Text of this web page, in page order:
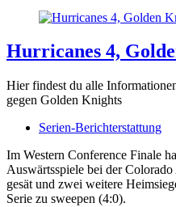
Hurricanes 4,
Hier findest du alle
gegen Golden Knights
Serien-Berichterstattung
Im Western Conference Finale
Auswärtsspiele bei der
gesät und zwei weitere
Serie zu sweepen (4:0).